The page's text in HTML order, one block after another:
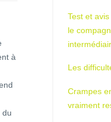
à
du
Test et
le
Les
Crampes
vraiment